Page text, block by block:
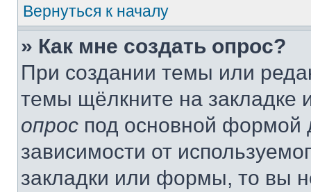
Вернуться к началу
» Как мне создать опрос?
При создании темы или
темы щёлкните на
опрос под основной формой
зависимости от
закладки или формы, то вы